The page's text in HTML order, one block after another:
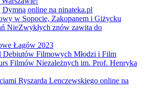
online na ninateka.pl
w Sopocie, Zakopanem i Giżycku
NieZwykłych znów zawita do
Łagów 2023
Debiutów Filmowych Młodzi i Film
Filmów Niezależnych im. Prof. Henryka
Ryszarda Lenczewskiego online na